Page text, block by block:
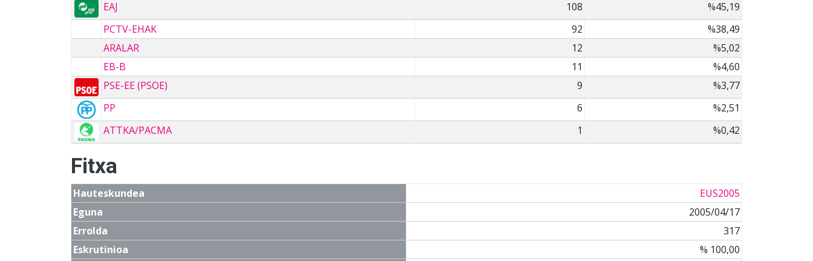
EAJ
108
%45,19
PCTV-EHAK
92
%38,49
ARALAR
12
%5,02
EB-B
11
%4,60
PSE-EE (PSOE)
9
%3,77
PP
6
%2,51
ATTKA/PACMA
1 %0,42
Fitxa
Hauteskundea
EUS2005
Eguna
2005/04/17
Errolda
317
Eskrutinioa
% 100,00